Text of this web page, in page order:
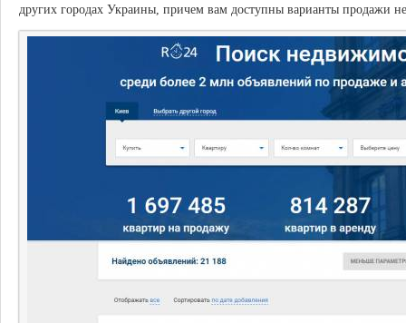
других городах Украины, причем вам доступны варианты продажи